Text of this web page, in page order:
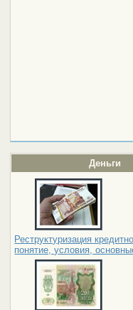
Деньги
Реструктуризация
понятие, условия,